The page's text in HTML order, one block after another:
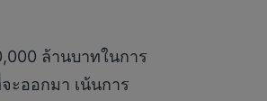
ล้านบาทในการ
ะออกมา เน้นการ